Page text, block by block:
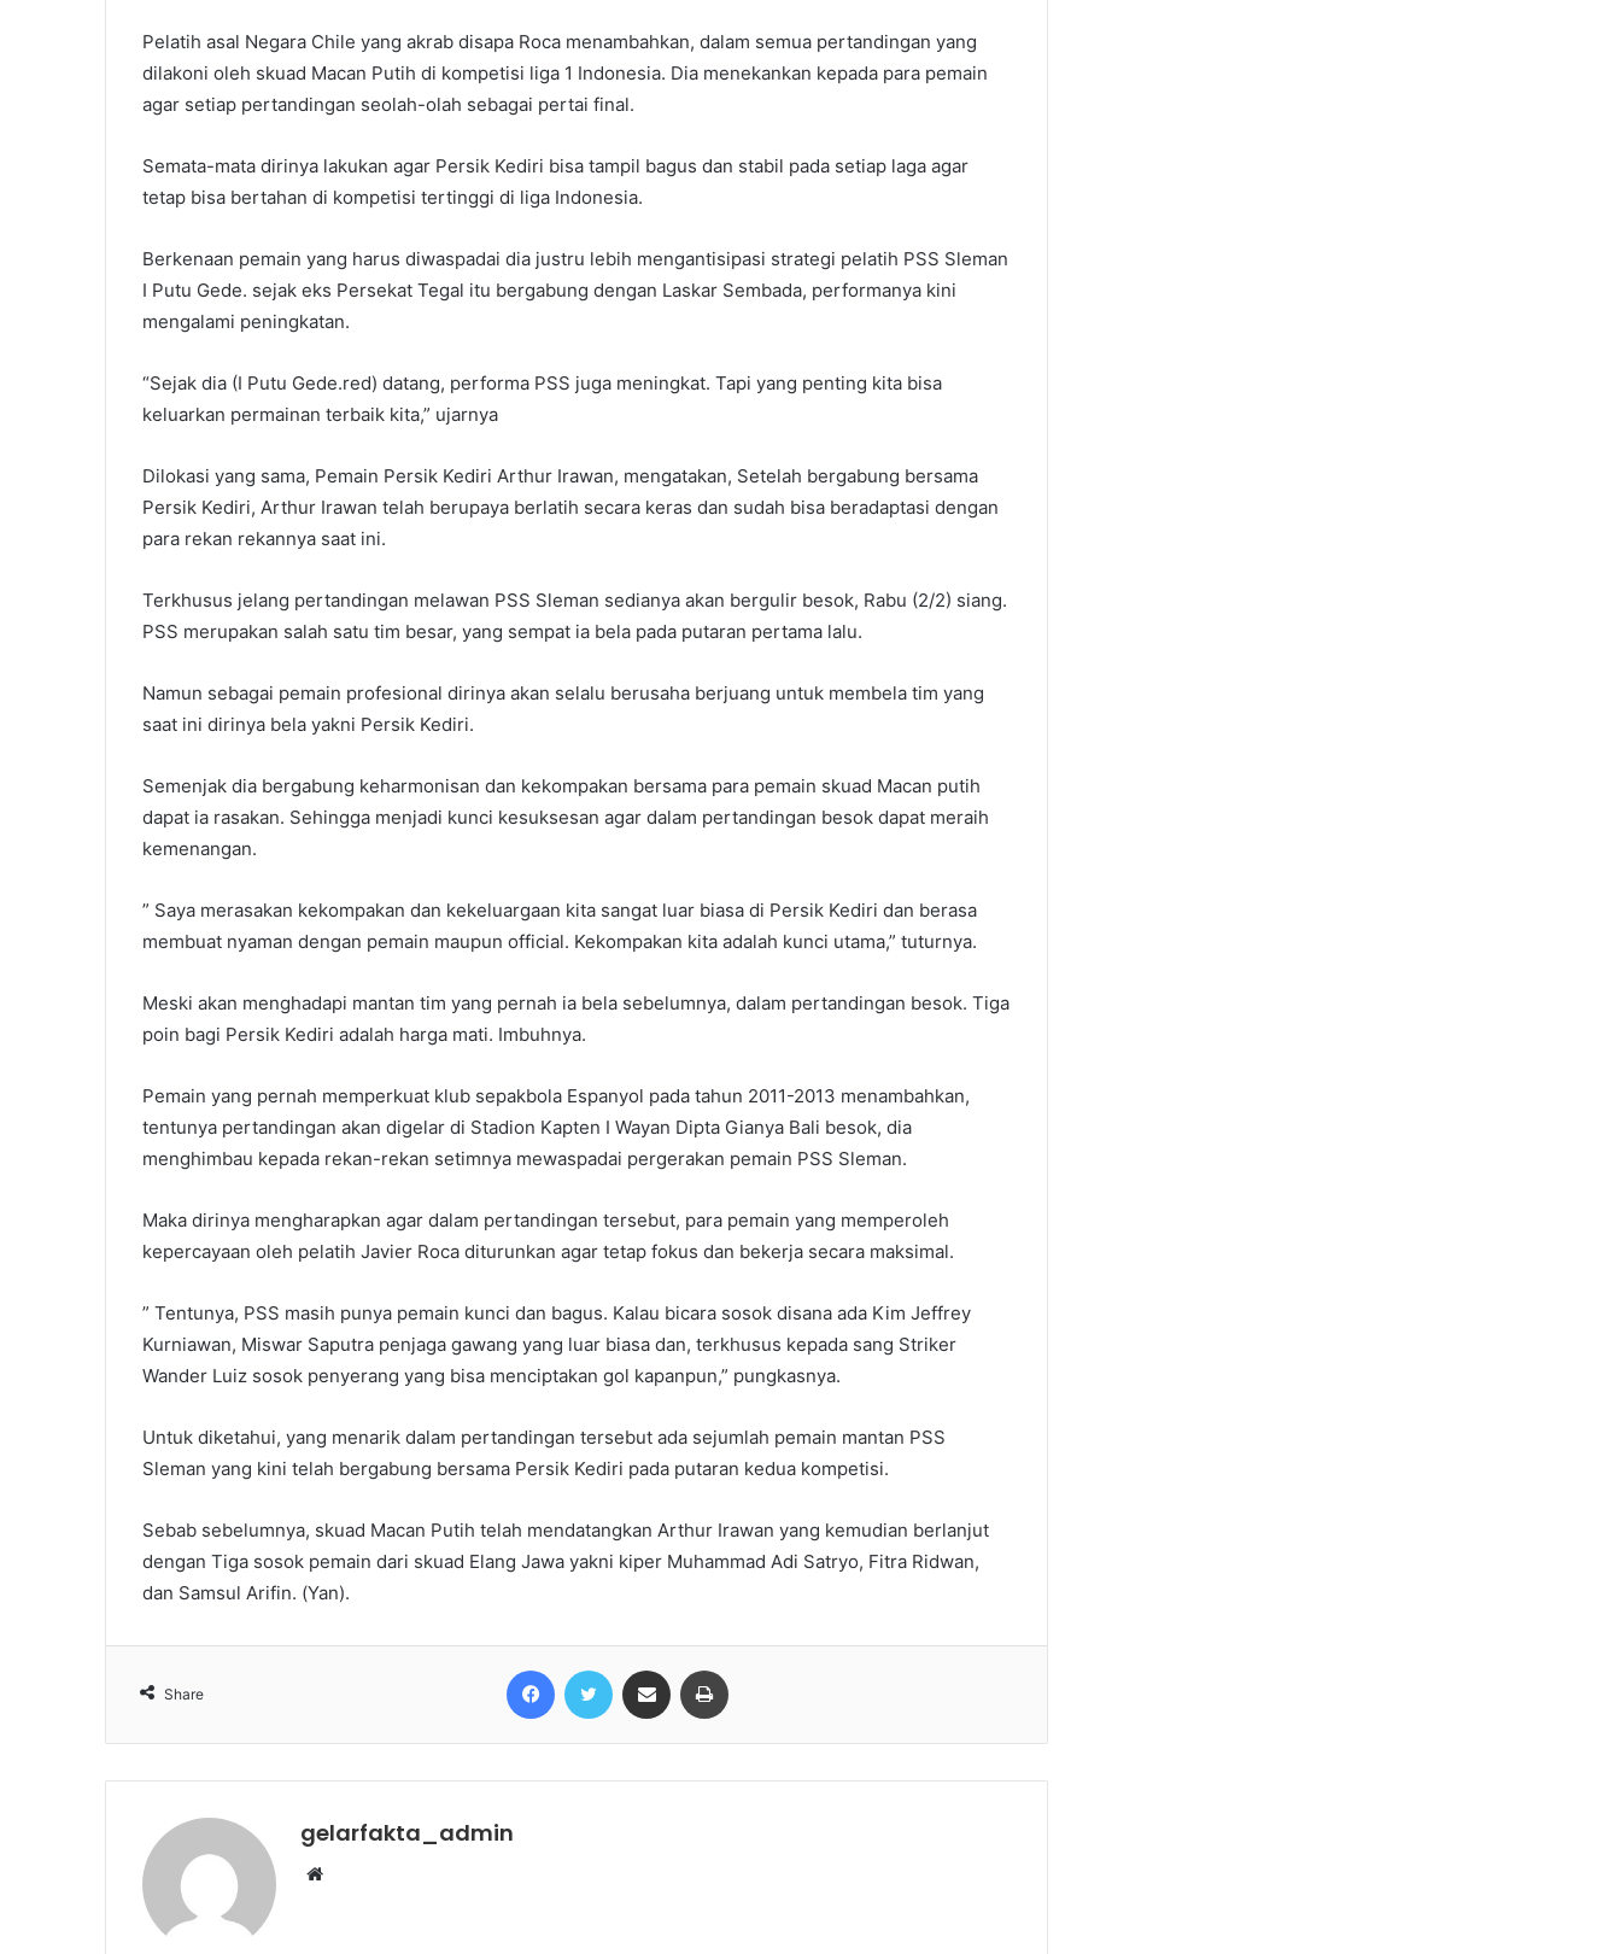
Pelatih asal Negara Chile yang akrab disapa Roca menambahkan, dalam semua pertandingan yang
dilakoni oleh skuad Macan Putih di kompetisi liga 1 Indonesia. Dia menekankan kepada para pemain
agar setiap pertandingan seolah-olah sebagai pertai final.
Semata-mata dirinya lakukan agar Persik Kediri bisa tampil bagus dan stabil pada setiap laga agar
tetap bisa bertahan di kompetisi tertinggi di liga Indonesia.
Berkenaan pemain yang harus diwaspadai dia justru lebih mengantisipasi strategi pelatih PSS Sleman
I Putu Gede. sejak eks Persekat Tegal itu bergabung dengan Laskar Sembada, performanya kini
mengalami peningkatan.
“Sejak dia (I Putu Gede.red) datang, performa PSS juga meningkat. Tapi yang penting kita bisa
keluarkan permainan terbaik kita,” ujarnya
Dilokasi yang sama, Pemain Persik Kediri Arthur Irawan, mengatakan, Setelah bergabung bersama
Persik Kediri, Arthur Irawan telah berupaya berlatih secara keras dan sudah bisa beradaptasi dengan
para rekan rekannya saat ini.
Terkhusus jelang pertandingan melawan PSS Sleman sedianya akan bergulir besok, Rabu (2/2) siang.
PSS merupakan salah satu tim besar, yang sempat ia bela pada putaran pertama lalu.
Namun sebagai pemain profesional dirinya akan selalu berusaha berjuang untuk membela tim yang
saat ini dirinya bela yakni Persik Kediri.
Semenjak dia bergabung keharmonisan dan kekompakan bersama para pemain skuad Macan putih
dapat ia rasakan. Sehingga menjadi kunci kesuksesan agar dalam pertandingan besok dapat meraih
kemenangan.
” Saya merasakan kekompakan dan kekeluargaan kita sangat luar biasa di Persik Kediri dan berasa
membuat nyaman dengan pemain maupun official. Kekompakan kita adalah kunci utama,” tuturnya.
Meski akan menghadapi mantan tim yang pernah ia bela sebelumnya, dalam pertandingan besok. Tiga
poin bagi Persik Kediri adalah harga mati. Imbuhnya.
Pemain yang pernah memperkuat klub sepakbola Espanyol pada tahun 2011-2013 menambahkan,
tentunya pertandingan akan digelar di Stadion Kapten I Wayan Dipta Gianya Bali besok, dia
menghimbau kepada rekan-rekan setimnya mewaspadai pergerakan pemain PSS Sleman.
Maka dirinya mengharapkan agar dalam pertandingan tersebut, para pemain yang memperoleh
kepercayaan oleh pelatih Javier Roca diturunkan agar tetap fokus dan bekerja secara maksimal.
” Tentunya, PSS masih punya pemain kunci dan bagus. Kalau bicara sosok disana ada Kim Jeffrey
Kurniawan, Miswar Saputra penjaga gawang yang luar biasa dan, terkhusus kepada sang Striker
Wander Luiz sosok penyerang yang bisa menciptakan gol kapanpun,” pungkasnya.
Untuk diketahui, yang menarik dalam pertandingan tersebut ada sejumlah pemain mantan PSS
Sleman yang kini telah bergabung bersama Persik Kediri pada putaran kedua kompetisi.
Sebab sebelumnya, skuad Macan Putih telah mendatangkan Arthur Irawan yang kemudian berlanjut
dengan Tiga sosok pemain dari skuad Elang Jawa yakni kiper Muhammad Adi Satryo, Fitra Ridwan,
dan Samsul Arifin. (Yan).
Share
FacebookTwitter Share via Email
gelarfakta_admin
Website